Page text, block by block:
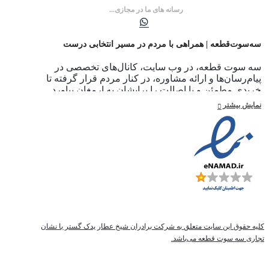
رسانه های ما در مجازی...
سه‌سوت‌قطعه | همراهی با مردم در مسیر انتخابی درست
سه سوت قطعه، در وب سایت، کانال‌های تخصصی در
پیام‌رسان‌ها و ارائه مشاوره، در کنار مردم قرار گرفته تا
خریدی مطمئن و با اصالت را برایشان به ارمغان بیاورد.
ها و اطلاع هم میهنان عزیز از قیمت قطعات در لحظه خرید
2:جلوگیری از توزیع قطعات بی کیفیت و تقلبی و غیر
استاندارد 3:جلوگیری از واسطه گری و افزایش بی رویه
حفظ ارزش افزوده قطعات مشابه در داخل کشور ما در سه
سوت قطعه ،تجربه گران بهای خویش را در اختیار عموم
مردم قرار خواهیم داد و با ایجاد نمایندگی های معتبر و در
سراسر کشور از خدای متعال جهت دستیابی به اهداف خویش
نمایش بیشتر
کلیه حقوق این سایت متعلق به شرکت برادران شیخ عطار یدک گستر با نشان
تجاری سه سوت قطعه می‌باشد.